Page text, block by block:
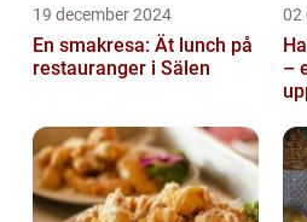
19 december 2024
En smakresa: Ät lunch på
restauranger i Sälen
02
–